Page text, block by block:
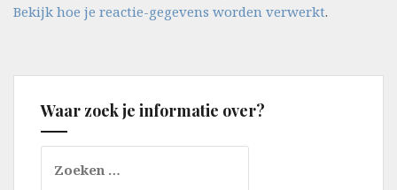
Bekijk hoe je reactie-gegevens worden verwerkt.
Waar zoek je informatie over?
naar: